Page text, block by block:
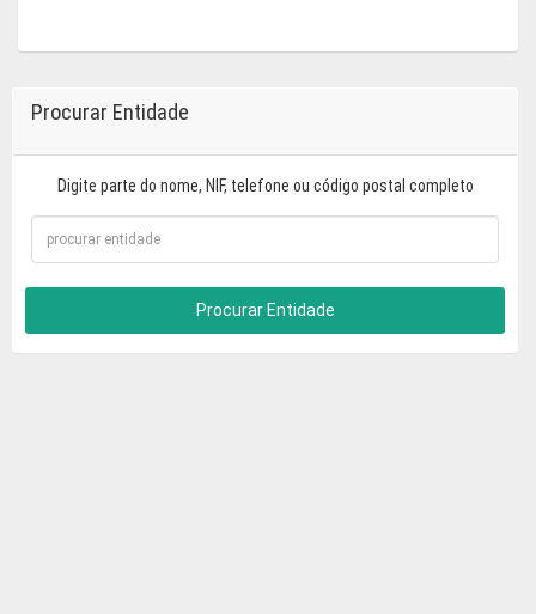
Procurar Entidade
Digite parte do nome, NIF, telefone ou código postal completo
Procurar Entidade